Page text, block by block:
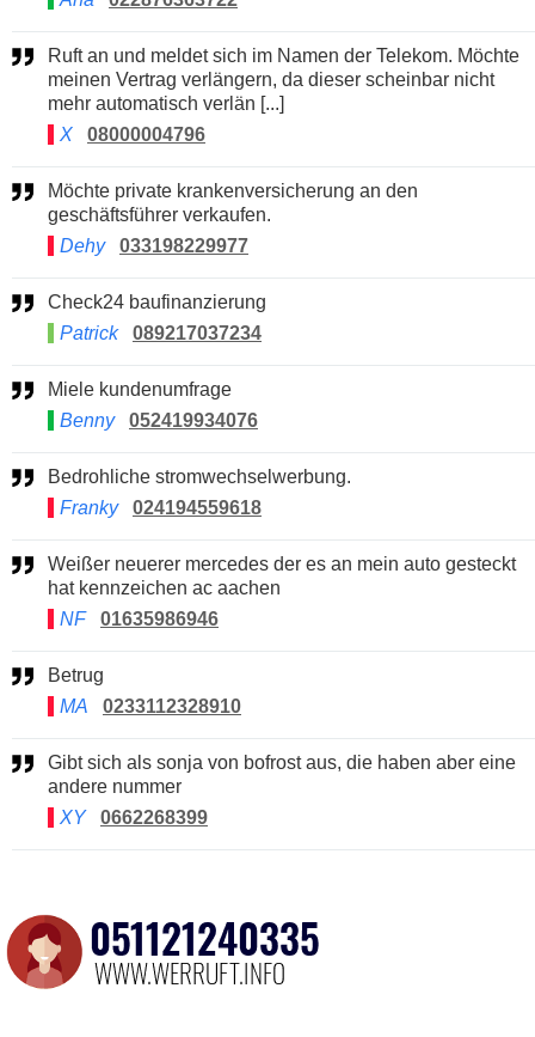
Ruft an und meldet sich im Namen der Telekom. Möchte
meinen Vertrag verlängern, da dieser scheinbar nicht
mehr automatisch verlän [...]
X
08000004796
Möchte private krankenversicherung an den
geschäftsführer verkaufen.
Dehy
033198229977
Check24 baufinanzierung
Patrick
089217037234
Miele kundenumfrage
Benny
052419934076
Bedrohliche stromwechselwerbung.
Franky
024194559618
Weißer neuerer mercedes der es an mein auto gesteckt
hat kennzeichen ac aachen
NF
01635986946
Betrug
MA
0233112328910
Gibt sich als sonja von bofrost aus, die haben aber eine
andere nummer
XY
0662268399